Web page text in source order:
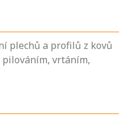
plechů a profilů z kovů
vrtáním,